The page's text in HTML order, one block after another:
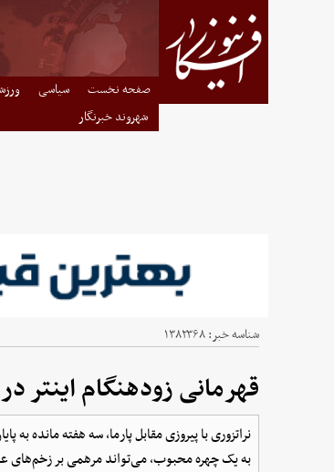
صفحه نخست سیاسی
شهروند خبرنگار
شناسه خبر:۱۳۸۲۳۶۸
قهرمانی زودهنگام اینتر
نراتزوری با پیروزی مقابل پارما، سه هفته مانده
به یک چهره محبوب، می‌تواند مرهمی بر زخم‌های